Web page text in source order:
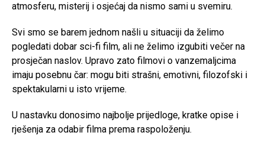
atmosferu, misterij i osjećaj da nismo sami u svemiru.
Svi smo se barem jednom našli u situaciji da želimo
pogledati dobar sci-fi film, ali ne želimo izgubiti večer na
prosječan naslov. Upravo zato filmovi o vanzemaljcima
imaju posebnu čar: mogu biti strašni, emotivni, filozofski i
spektakularni u isto vrijeme.
U nastavku donosimo najbolje prijedloge, kratke opise i
rješenja za odabir filma prema raspoloženju.